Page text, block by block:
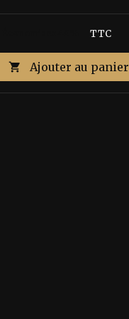
TTC
 Ajouter au panier